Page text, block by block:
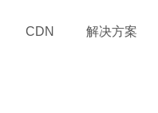
CDN 解决方案